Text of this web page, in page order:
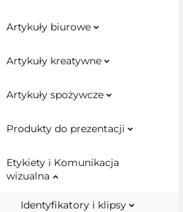
Artykuły biurowe
Artykuły kreatywne
Artykuły spożywcze
Produkty do prezentacji
Etykiety i Komunikacja
wizualna
Identyfikatory i klipsy